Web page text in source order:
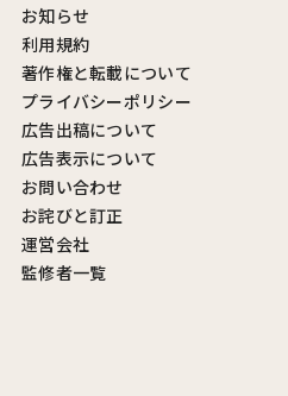
お知らせ
利用規約
著作権と転載について
プライバシーポリシー
広告出稿について
広告表示について
お問い合わせ
お詫びと訂正
運営会社
監修者一覧